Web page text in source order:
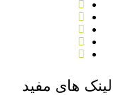
لینک های مفید